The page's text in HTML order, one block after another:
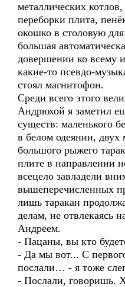
металлических
переборки плита,
окошко в столовую
большая
довершении ко всему
какие-то псевдо-
стоял магнитофон.
Среди всего этого
Андрюхой я заметил
существ: маленького
в белом одеянии, двух
большого рыжего
плите в направлении
всецело завладели
вышеперечисленных
лишь таракан
делам, не отвлекаясь
Андреем.
- Пацаны, вы кто
- Да мы вот... С
послали… - я тоже
- Послали, говоришь.